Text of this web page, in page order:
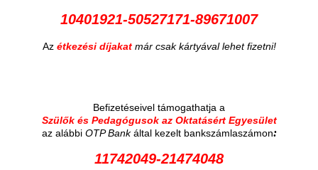
10401921-50527171-89671007
Az étkezési díjakat már csak kártyával lehet fizetni!
Befizetéseivel támogathatja a
Szülők és Pedagógusok az Oktatásért Egyesület
az alábbi OTP Bankáltal kezelt bankszámlaszámon:
11742049-21474048